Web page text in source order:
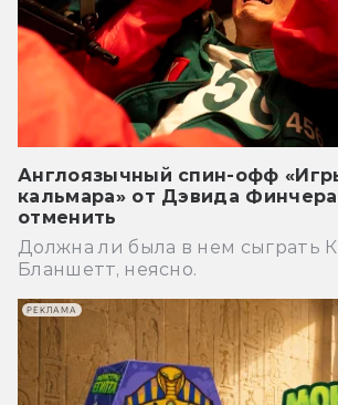
Англоязычный спин-офф
кальмара» от Дэвида
отменить
Должна ли была в нем сыграть
Бланшетт, неясно.
РЕКЛАМА